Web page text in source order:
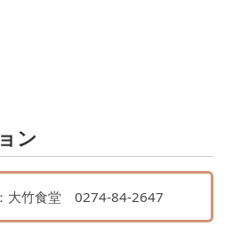
ン
大竹食堂 0274-84-2647